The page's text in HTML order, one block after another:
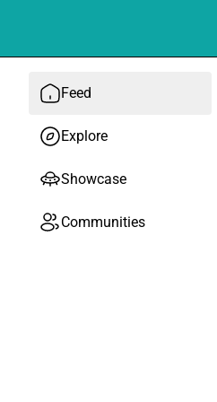
Feed
Explore
Showcase
Communities